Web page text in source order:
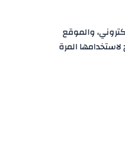
والموقع
المرة